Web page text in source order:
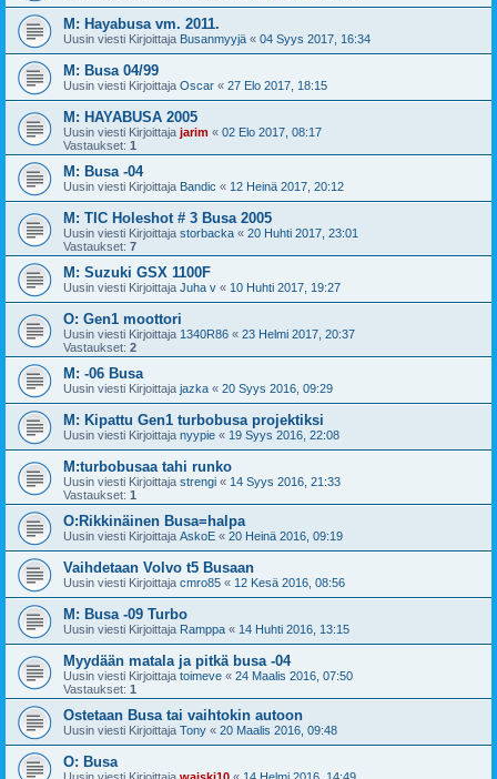
M: Hayabusa vm. 2011.
Uusin viesti Kirjoittaja Busanmyyjä « 04 Syys 2017, 16:34
M: Busa 04/99
Uusin viesti Kirjoittaja Oscar « 27 Elo 2017, 18:15
M: HAYABUSA 2005
Uusin viesti Kirjoittaja jarim « 02 Elo 2017, 08:17
Vastaukset: 1
M: Busa -04
Uusin viesti Kirjoittaja Bandic « 12 Heinä 2017, 20:12
M: TIC Holeshot # 3 Busa 2005
Uusin viesti Kirjoittaja storbacka « 20 Huhti 2017, 23:01
Vastaukset: 7
M: Suzuki GSX 1100F
Uusin viesti Kirjoittaja Juha v « 10 Huhti 2017, 19:27
O: Gen1 moottori
Uusin viesti Kirjoittaja 1340R86 « 23 Helmi 2017, 20:37
Vastaukset: 2
M: -06 Busa
Uusin viesti Kirjoittaja jazka « 20 Syys 2016, 09:29
M: Kipattu Gen1 turbobusa projektiksi
Uusin viesti Kirjoittaja nyypie « 19 Syys 2016, 22:08
M:turbobusaa tahi runko
Uusin viesti Kirjoittaja strengi « 14 Syys 2016, 21:33
Vastaukset: 1
O:Rikkinäinen Busa=halpa
Uusin viesti Kirjoittaja AskoE « 20 Heinä 2016, 09:19
Vaihdetaan Volvo t5 Busaan
Uusin viesti Kirjoittaja cmro85 « 12 Kesä 2016, 08:56
M: Busa -09 Turbo
Uusin viesti Kirjoittaja Ramppa « 14 Huhti 2016, 13:15
Myydään matala ja pitkä busa -04
Uusin viesti Kirjoittaja toimeve « 24 Maalis 2016, 07:50
Vastaukset: 1
Ostetaan Busa tai vaihtokin autoon
Uusin viesti Kirjoittaja Tony « 20 Maalis 2016, 09:48
O: Busa